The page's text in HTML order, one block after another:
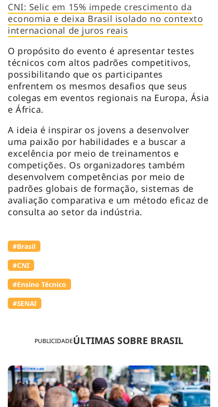
PUBLICIDADEÚLTIMAS SOBRE BRASIL
CNI: Selic em 15% impede crescimento da
economia e deixa Brasil isolado no contexto
internacional de juros reais
O propósito do evento é apresentar testes
técnicos com altos padrões competitivos,
possibilitando que os participantes
enfrentem os mesmos desafios que seus
colegas em eventos regionais na Europa, Ásia
e África.
A ideia é inspirar os jovens a desenvolver
uma paixão por habilidades e a buscar a
excelência por meio de treinamentos e
competições. Os organizadores também
desenvolvem competências por meio de
padrões globais de formação, sistemas de
avaliação comparativa e um método eficaz de
consulta ao setor da indústria.
#Brasil
#CNI
#Ensino Técnico
#SENAI